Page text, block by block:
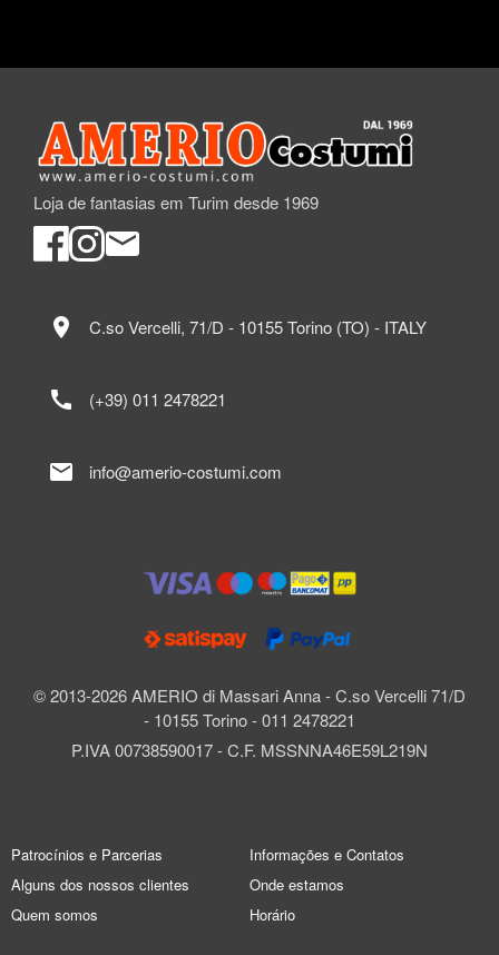
Loja de fantasias em Turim desde 1969
© 2013-2026 AMERIO di Massari Anna - C.so Vercelli 71/D
- 10155 Torino - 011 2478221
P.IVA 00738590017 - C.F. MSSNNA46E59L219N
location_on C.so Vercelli, 71/D - 10155 Torino (TO) - ITALY
call (+39) 011 2478221
mail info@amerio-costumi.com
Patrocínios e Parcerias
Alguns dos nossos clientes
Quem somos
Informações e Contatos
Onde estamos
Horário